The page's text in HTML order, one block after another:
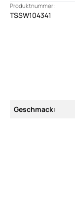
Produktnummer:
TSSW104341
Geschmack: